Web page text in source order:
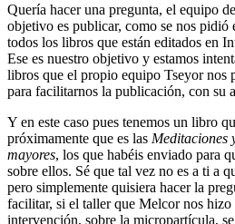
Quería hacer una pregunta, el equipo
objetivo es publicar, como se nos pidió
todos los libros que están editados en
Ese es nuestro objetivo y estamos
libros que el propio equipo Tseyor nos
para facilitarnos la publicación, con su
Y en este caso pues tenemos un libro
próximamente que es las Meditaciones
mayores, los que habéis enviado para
sobre ellos. Sé que tal vez no es a ti a
pero simplemente quisiera hacer la
facilitar, si el taller que Melcor nos
intervención, sobre la micropartícula,